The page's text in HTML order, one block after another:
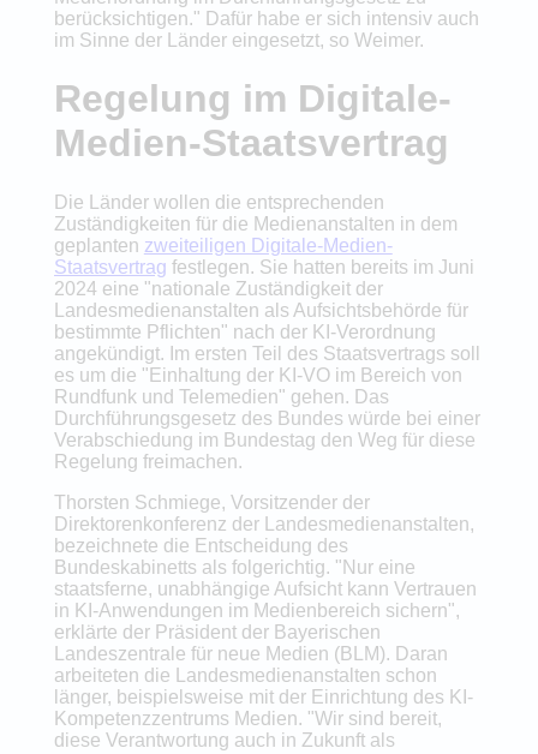
berücksichtigen." Dafür habe er sich intensiv auch
im Sinne der Länder eingesetzt, so Weimer.
Regelung im Digitale-
Medien-Staatsvertrag
Die Länder wollen die entsprechenden
Zuständigkeiten für die Medienanstalten in dem
geplanten zweiteiligen Digitale-Medien-
Staatsvertrag festlegen. Sie hatten bereits im Juni
2024 eine "nationale Zuständigkeit der
Landesmedienanstalten als Aufsichtsbehörde für
bestimmte Pflichten" nach der KI-Verordnung
angekündigt. Im ersten Teil des Staatsvertrags soll
es um die "Einhaltung der KI-VO im Bereich von
Rundfunk und Telemedien" gehen. Das
Durchführungsgesetz des Bundes würde bei einer
Verabschiedung im Bundestag den Weg für diese
Regelung freimachen.
Thorsten Schmiege, Vorsitzender der
Direktorenkonferenz der Landesmedienanstalten,
bezeichnete die Entscheidung des
Bundeskabinetts als folgerichtig. "Nur eine
staatsferne, unabhängige Aufsicht kann Vertrauen
in KI-Anwendungen im Medienbereich sichern",
erklärte der Präsident der Bayerischen
Landeszentrale für neue Medien (BLM). Daran
arbeiteten die Landesmedienanstalten schon
länger, beispielsweise mit der Einrichtung des KI-
Kompetenzzentrums Medien. "Wir sind bereit,
diese Verantwortung auch in Zukunft als